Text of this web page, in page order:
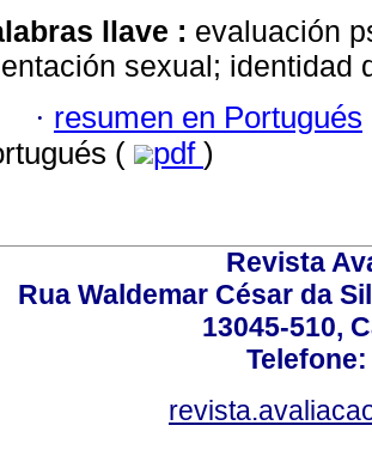
llave : evaluación
sexual; identidad
· resumen en Portugués
(
pdf )
Revista
Rua Waldemar César da
13045-510,
Telefone: